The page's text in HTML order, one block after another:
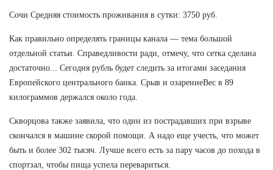
Сочи Средняя стоимость проживания в сутки: 3750 руб.
Как правильно определять границы канала — тема большой
отдельной статьи. Справедливости ради, отмечу, что сетка сделана
достаточно... Сегодня рубль будет следить за итогами заседания
Европейского центрального банка. Срыв и озарениеВес в 89
килограммов держался около года.
Скворцова также заявила, что один из пострадавших при взрыве
скончался в машине скорой помощи. А надо еще учесть, что может
быть и более 302 тысяч. Лучше всего есть за пару часов до похода в
спортзал, чтобы пища успела перевариться.